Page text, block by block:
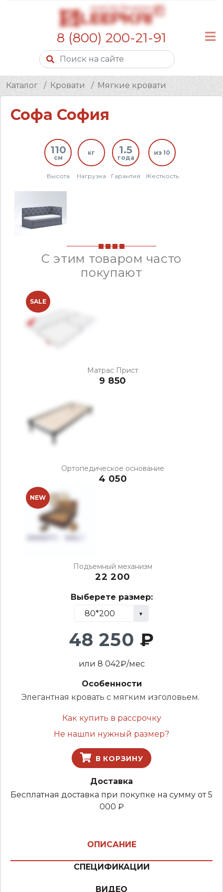
8 (800) 200-21-91
Каталог Кровати Мягкие кровати
Софа София
110
см
Высота
кг
Нагрузка
1.5
года
Гарантия
из 10
Жесткость
С этим товаром часто
покупают
SALE
Матрас Прист
9 850
Ортопедическое основание
4 050
NEW
Подъемный механизм
22 200
Выберете размер:
48 250 ₽
или 8 042₽/мес
Особенности
Элегантная кровать с мягким изголовьем.
Как купить в рассрочку
Не нашли нужный размер?
В КОРЗИНУ
Доставка
Бесплатная доставка при покупке на сумму от 5
000 ₽
ОПИСАНИЕ
СПЕЦИФИКАЦИИ
ВИДЕО